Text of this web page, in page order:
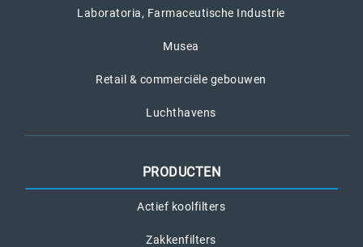
Laboratoria, Farmaceutische Industrie
Musea
Retail & commerciële gebouwen
Luchthavens
PRODUCTEN
Actief koolfilters
Zakkenfilters